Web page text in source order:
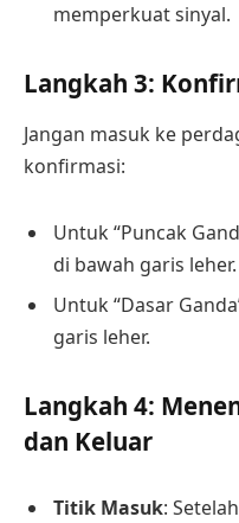
memperkuat sinyal.
Langkah 3:
Jangan masuk ke
konfirmasi:
Untuk “Puncak
di bawah garis leher.
Untuk “Dasar
garis leher.
Langkah 4:
dan Keluar
Titik Masuk: